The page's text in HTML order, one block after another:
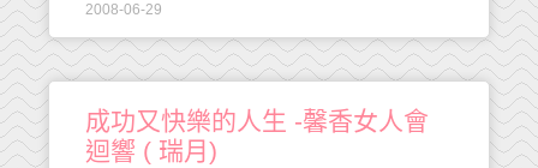
2008-06-29
成功又快樂的人生 -馨香女人會
迴響 ( 瑞月)